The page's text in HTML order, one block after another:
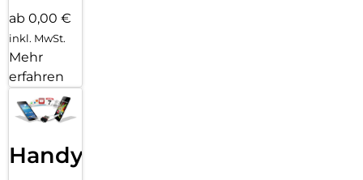
ab 0,00 €
inkl. MwSt.
Mehr
erfahren
Handy